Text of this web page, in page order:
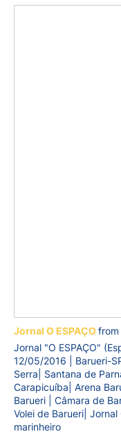
Jornal O ESPAÇOfrom
Jornal "O ESPAÇO"
12/05/2016 | Barueri-
Serra| Santana de
Carapicuíba| Arena
Barueri | Câmara de
Volei de Barueri|
marinheiro